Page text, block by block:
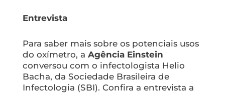
Entrevista
Para saber mais sobre os potenciais usos
do oxímetro, a Agência Einstein
conversou com o infectologista Helio
Bacha, da Sociedade Brasileira de
Infectologia (SBI). Confira a entrevista a